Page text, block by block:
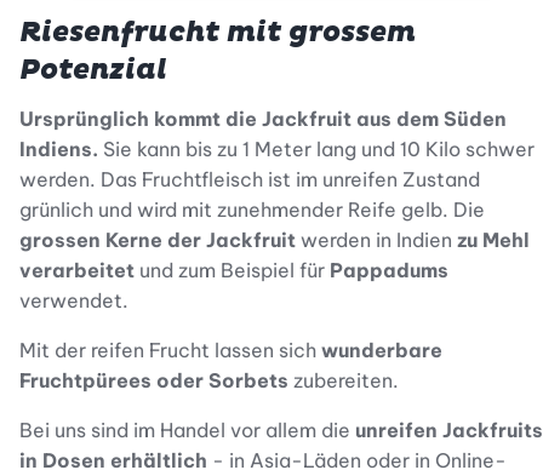
Riesenfrucht mit grossem
Potenzial
Ursprünglich kommt die Jackfruit aus dem Süden
Indiens. Sie kann bis zu 1 Meter lang und 10 Kilo schwer
werden. Das Fruchtfleisch ist im unreifen Zustand
grünlich und wird mit zunehmender Reife gelb. Die
grossen Kerne der Jackfruit werden in Indien zu Mehl
verarbeitet und zum Beispiel für Pappadums
verwendet.
Mit der reifen Frucht lassen sich wunderbare
Fruchtpürees oder Sorbets zubereiten.
Bei uns sind im Handel vor allem die unreifen Jackfruits
in Dosen erhältlich - in Asia-Läden oder in Online-